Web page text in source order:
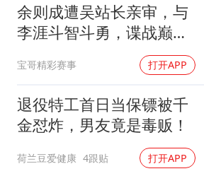
余则成遭吴站长亲审，与
李涯斗智斗勇，谍战巅峰
宝哥精彩赛事 打开APP
退役特工首日当保镖被千
金怼炸，男友竟是毒贩！
荷兰豆爱健康 4跟贴 打开APP